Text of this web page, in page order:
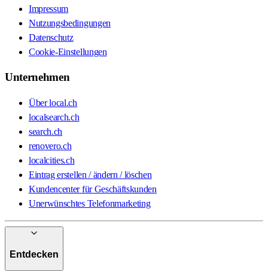
Impressum
Nutzungsbedingungen
Datenschutz
Cookie-Einstellungen
Unternehmen
Über local.ch
localsearch.ch
search.ch
renovero.ch
localcities.ch
Eintrag erstellen / ändern / löschen
Kundencenter für Geschäftskunden
Unerwünschtes Telefonmarketing
Entdecken